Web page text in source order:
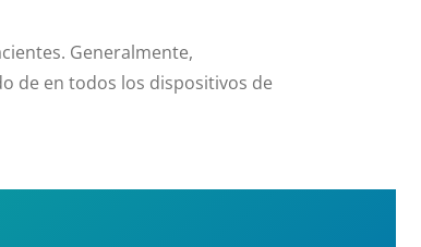
Generalmente,
de en todos los dispositivos de